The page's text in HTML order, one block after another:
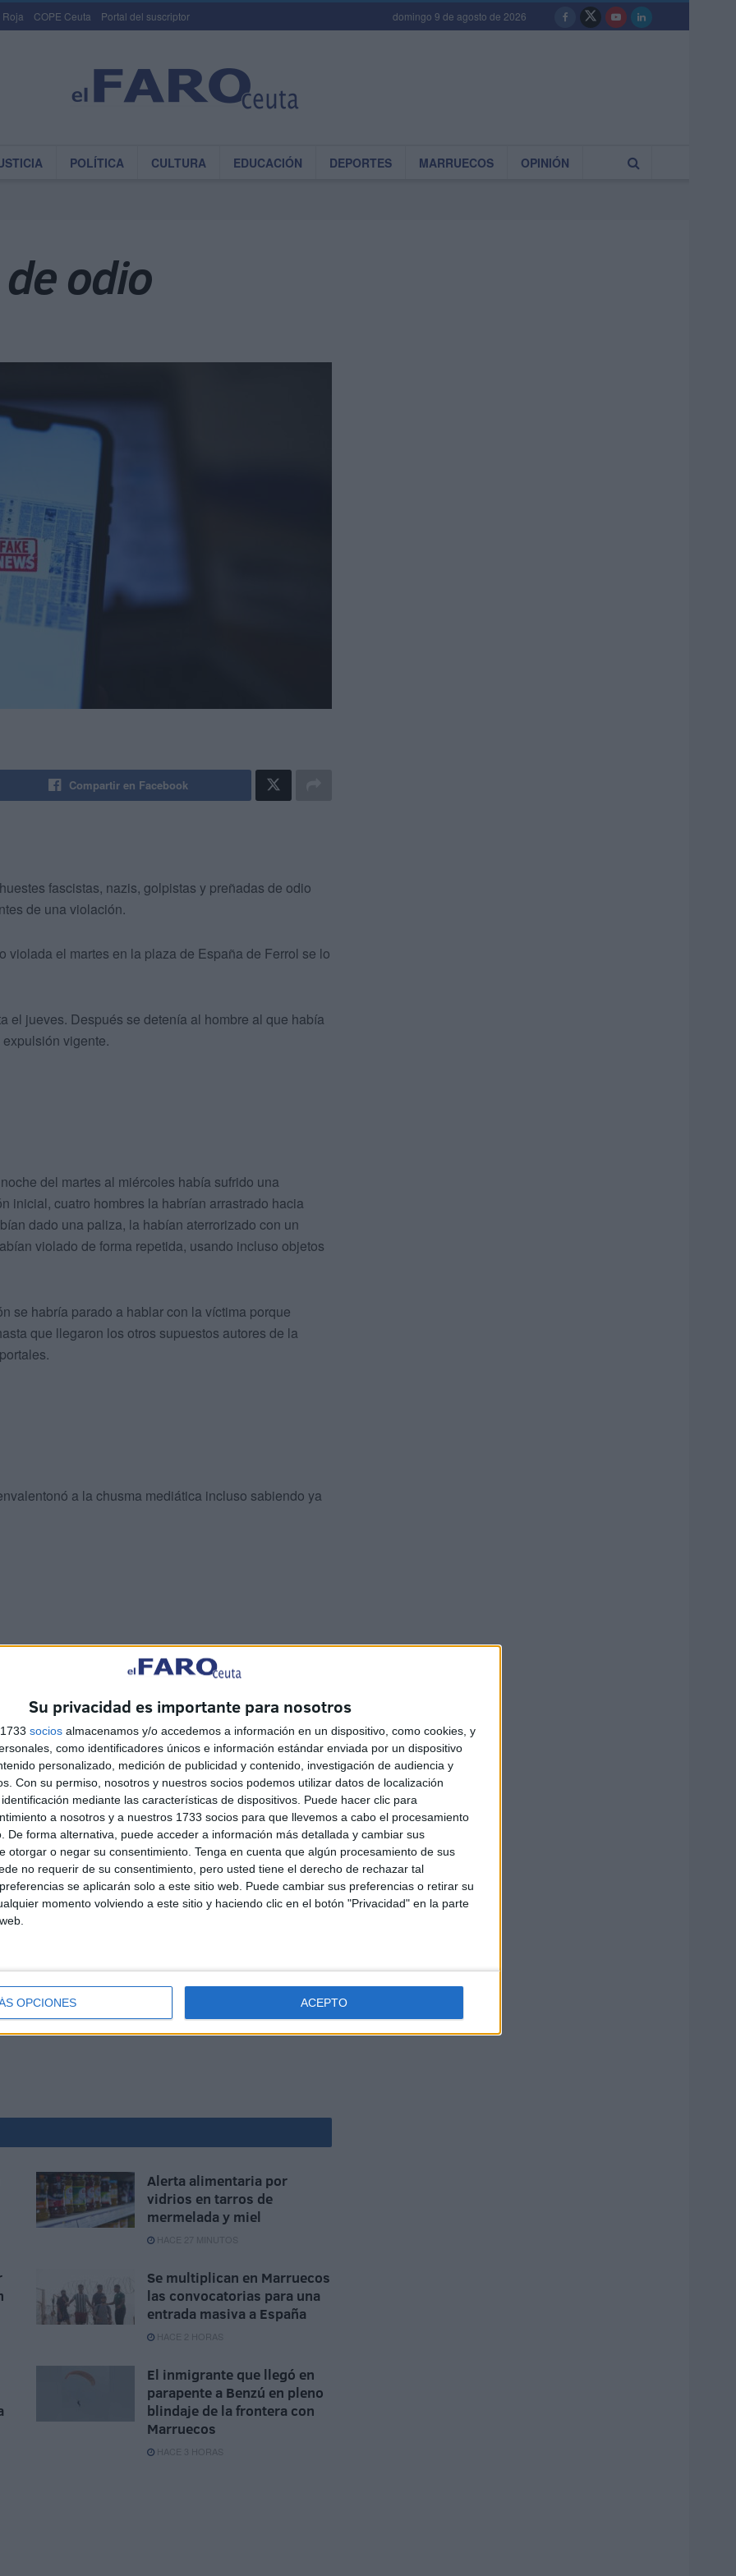
Su privacidad es importante para nosotros
socios almacenamos y/o accedemos a información en un dispositivo, como cookies, y
como identificadores únicos e información estándar enviada por un dispositivo
personalizado, medición de publicidad y contenido, investigación de audiencia y
Con su permiso, nosotros y nuestros socios podemos utilizar datos de localización
mediante las características de dispositivos. Puede hacer clic para
a nosotros y a nuestros 1733 socios para que llevemos a cabo el procesamiento
De forma alternativa, puede acceder a información más detallada y cambiar sus
otorgar o negar su consentimiento. Tenga en cuenta que algún procesamiento de sus
no requerir de su consentimiento, pero usted tiene el derecho de rechazar tal
se aplicarán solo a este sitio web. Puede cambiar sus preferencias o retirar su
momento volviendo a este sitio y haciendo clic en el botón "Privacidad" en la parte
OPCIONES ACEPTO
Roja COPE Ceuta Portal del suscriptor domingo 9 de agosto de 2026
POLÍTICA CULTURA EDUCACIÓN DEPORTES MARRUECOS OPINIÓN
odio
Compartir en Facebook
fascistas, nazis, golpistas y preñadas de odio
de una violación.
el martes en la plaza de España de Ferrol se lo
el jueves. Después se detenía al hombre al que había
vigente.
del martes al miércoles había sufrido una
inicial, cuatro hombres la habrían arrastrado hacia
dado una paliza, la habían aterrorizado con un
violado de forma repetida, usando incluso objetos
se habría parado a hablar con la víctima porque
que llegaron los otros supuestos autores de la
a la chusma mediática incluso sabiendo ya
el fuego de la ira. Daniel Esteve, el lider de desocupa
y tiraría para el monte; me imagino que para darle
a la desestabilización social con la excusa de la
a la derecha y a la izquierda, un parlamento
la fontanera, Ayuso, Mazón, las investigaciones
corruptos, Cristóbal Montoro, el silencio de
los abogados cristianos, el Tribunal
brazo con la mano extendida.
el holocausto por tierra y aire, el silencio de la
Alerta alimentaria por
vidrios en tarros de
mermelada y miel
HACE 27 MINUTOS
Se multiplican en Marruecos
las convocatorias para una
entrada masiva a España
HACE 2 HORAS
El inmigrante que llegó en
parapente a Benzú en pleno
blindaje de la frontera con
Marruecos
HACE 3 HORAS